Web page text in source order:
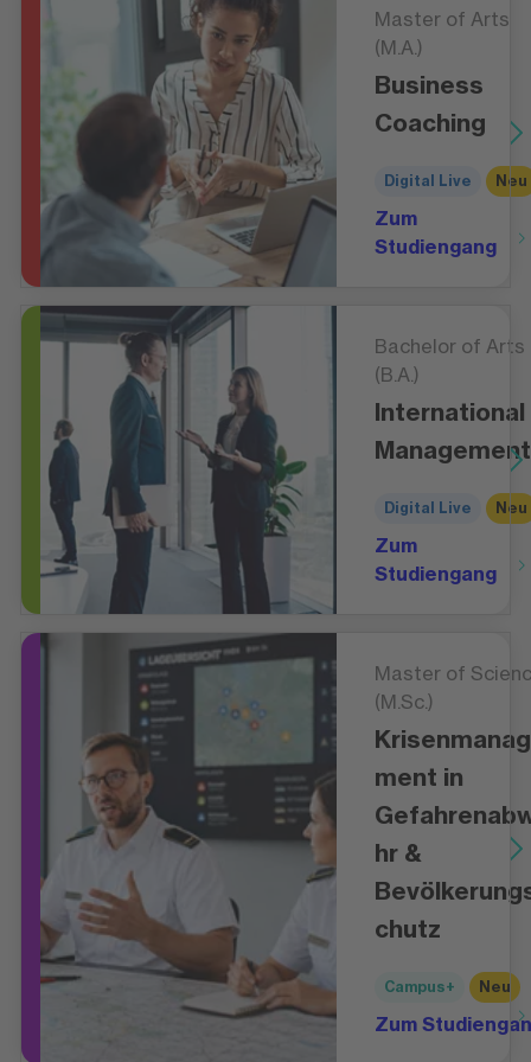
Master of Arts
(M.A.)
Business
Coaching
Digital Live Neu
Zum
Studiengang
Bachelor of Arts
(B.A.)
International
Management
Digital Live Neu
Zum
Studiengang
Master of
(M.Sc.)
ment in
hr &
chutz
Campus+ Neu
Zum